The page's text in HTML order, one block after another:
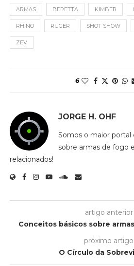
ARMAS BERETTA KIMBER
RHINO RUGER SHOT SHOW
ZEV
6
JORGE H. OHF
Somos o maior portal
sobre armas de fogo
relacionados!
artigo anterior
Conceitos básicos sobre
próximo artigo
O Círculo da